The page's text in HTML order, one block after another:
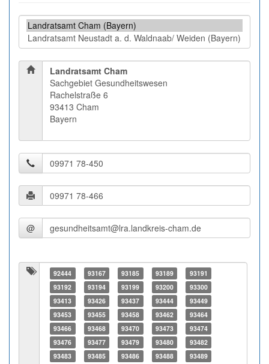
Landratsamt Cham
Sachgebiet Gesundheitswesen
Rachelstraße 6
93413 Cham
Bayern
@
92444 93167 93185 93189
93191
93192
93194 93199 93200
93300
93413
93426 93437 93444
93449
93453
93455 93458 93462
93464
93466
93468 93470 93473
93474
93476
93477 93479 93480
93482
93483
93485 93486 93488 93489